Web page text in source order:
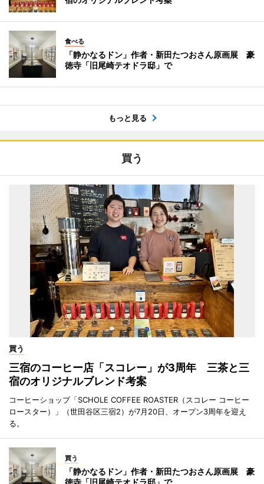
食べる
「静かなるドン」作者・新田たつおさん原画展 豪
徳寺「旧尾崎テオドラ邸」で
もっと見る
買う
買う
三宿のコーヒー店「スコレー」が3周年 三茶と三
宿のオリジナルブレンド考案
コーヒーショップ「SCHOLE COFFEE ROASTER（スコレー コーヒー
ロースター）」（世田谷区三宿2）が7月20日、オープン3周年を迎え
る。
買う
「静かなるドン」作者・新田たつおさん原画展 豪
徳寺「旧尾崎テオドラ邸」で